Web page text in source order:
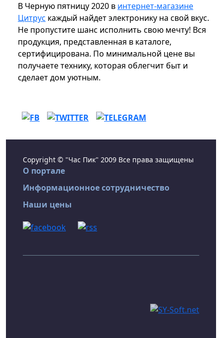
В Черную пятницу 2020 в интернет-магазине
Цитрус каждый найдет электронику на свой вкус.
Не пропустите шанс исполнить свою мечту! Вся
продукция, представленная в каталоге,
сертифицирована. По минимальной цене вы
получаете технику, которая облегчит быт и
сделает дом уютным.
Copyright © "Час Пик" 2009 Все права защищены
О портале
Информационное сотрудничество
Наши цены